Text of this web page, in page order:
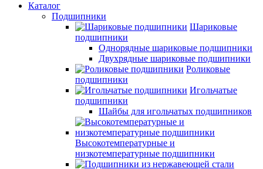
Каталог
Подшипники
Шариковые
подшипники
Однорядные шариковые подшипники
Двухрядные шариковые подшипники
Роликовые
подшипники
Игольчатые
подшипники
Шайбы для игольчатых подшипников
Высокотемпературные и
низкотемпературные подшипники